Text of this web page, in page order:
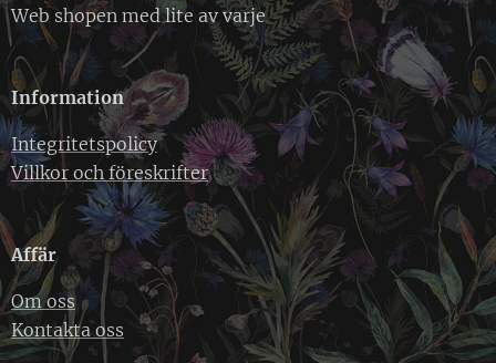
Web shopen med lite av varje
Information
Integritetspolicy
Villkor och föreskrifter
Affär
Om oss
Kontakta oss